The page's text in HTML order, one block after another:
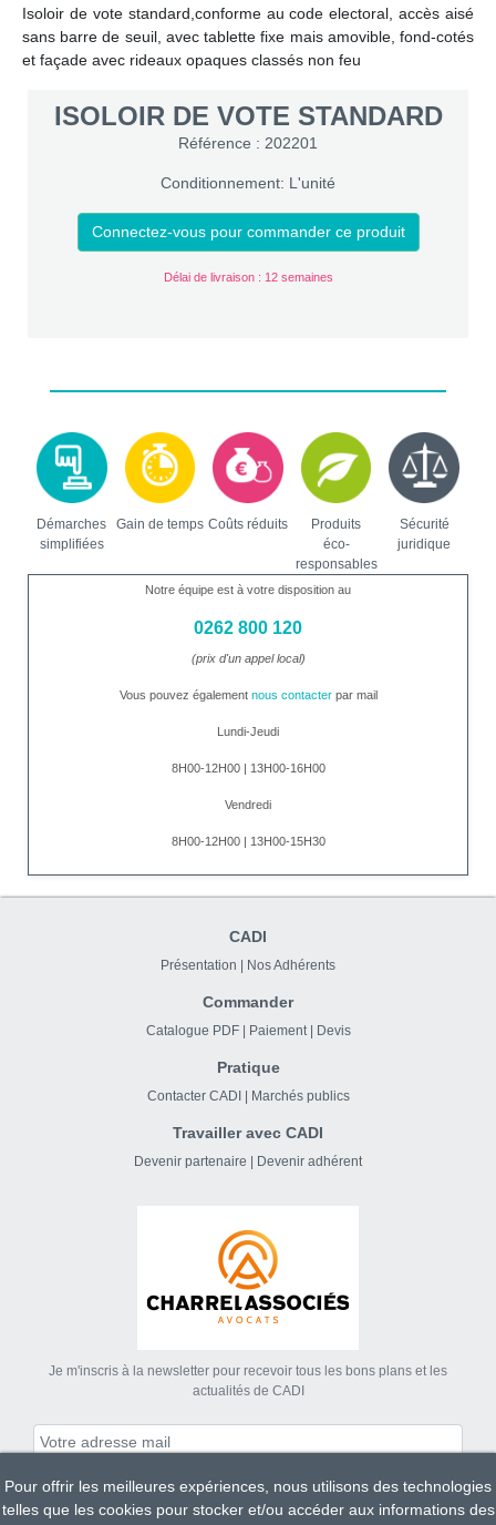
Isoloir de vote standard,conforme au code electoral, accès aisé
sans barre de seuil, avec tablette fixe mais amovible, fond-cotés
et façade avec rideaux opaques classés non feu
ISOLOIR DE VOTE STANDARD
Référence : 202201
Conditionnement: L'unité
Connectez-vous pour commander ce produit
Délai de livraison : 12 semaines
Démarches
simplifiées
Gain de temps Coûts réduits
Produits
éco-
responsables
Sécurité
juridique
Notre équipe est à votre disposition au
0262 800 120
(prix d'un appel local)
Vous pouvez également nous contacterpar mail
Lundi-Jeudi
8H00-12H00 | 13H00-16H00
Vendredi
8H00-12H00 | 13H00-15H30
CADI
Présentation | Nos Adhérents
Commander
Catalogue PDF | Paiement | Devis
Pratique
Contacter CADI | Marchés publics
Travailler avec CADI
Devenir partenaire | Devenir adhérent
Je m'inscris à la newsletter pour recevoir tous les bons plans et les
actualités de CADI
S'abonner
Pour offrir les meilleures expériences, nous utilisons des technologies
telles que les cookies pour stocker et/ou accéder aux informations des